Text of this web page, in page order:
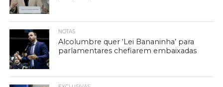
NOTAS
Alcolumbre quer ‘Lei Bananinha’ para
parlamentares chefiarem embaixadas